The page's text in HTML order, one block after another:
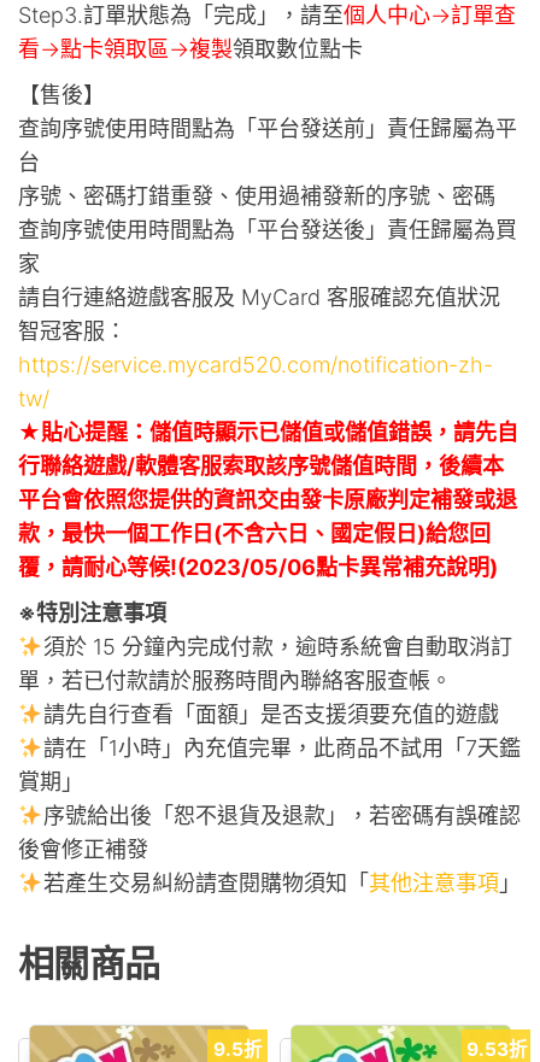
Step3.訂單狀態為「完成」，請至個人中心->訂單查
看->點卡領取區->複製領取數位點卡
【售後】
查詢序號使用時間點為「平台發送前」責任歸屬為平
台
序號、密碼打錯重發、使用過補發新的序號、密碼
查詢序號使用時間點為「平台發送後」責任歸屬為買
家
請自行連絡遊戲客服及 MyCard 客服確認充值狀況
智冠客服：
https://service.mycard520.com/notification-zh-
tw/
★貼心提醒：儲值時顯示已儲值或儲值錯誤，請先自
行聯絡遊戲/軟體客服索取該序號儲值時間，後續本
平台會依照您提供的資訊交由發卡原廠判定補發或退
款，最快一個工作日(不含六日、國定假日)給您回
覆，請耐心等候!(2023/05/06點卡異常補充說明)
※特別注意事項
須於 15 分鐘內完成付款，逾時系統會自動取消訂
單，若已付款請於服務時間內聯絡客服查帳。
請先自行查看「面額」是否支援須要充值的遊戲
請在「1小時」內充值完畢，此商品不試用「7天鑑
賞期」
序號給出後「恕不退貨及退款」，若密碼有誤確認
後會修正補發
若產生交易糾紛請查閱購物須知「 其他注意事項 」
相關商品
9.5折 9.53折